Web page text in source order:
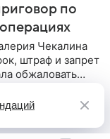
по
Чекалина
штраф и запрет
обжаловать